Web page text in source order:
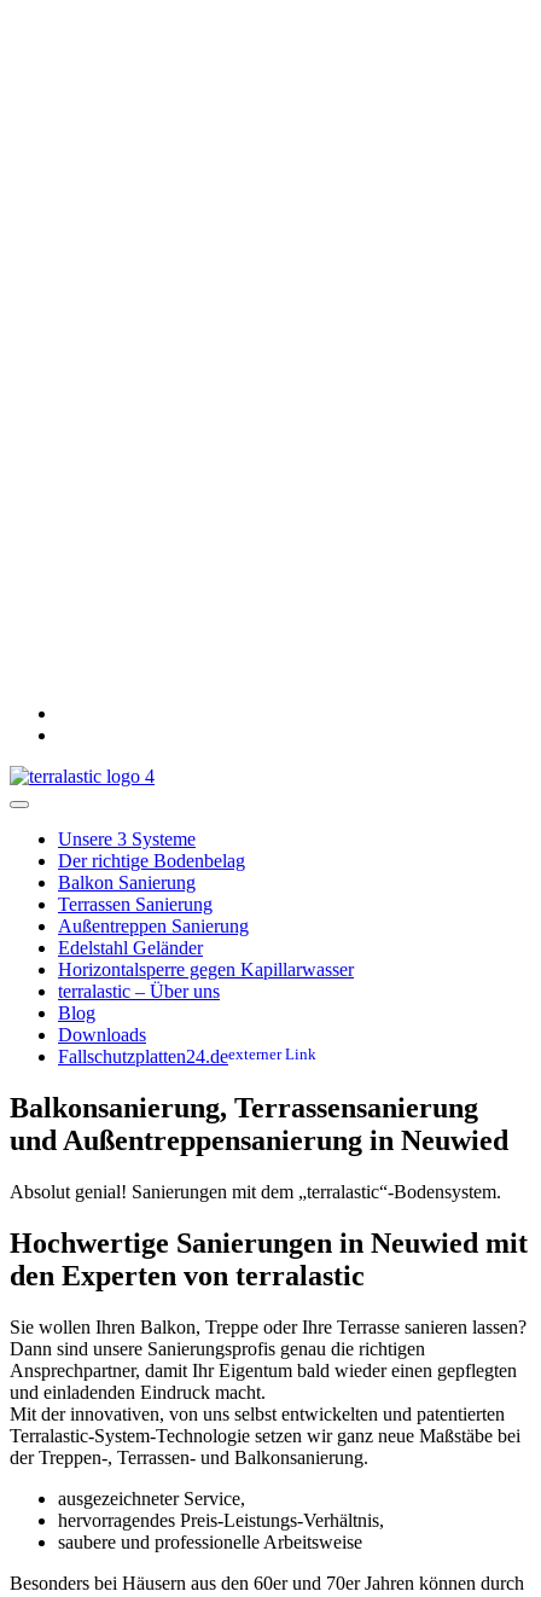
Unsere 3 Systeme
Der richtige Bodenbelag
Balkon Sanierung
Terrassen Sanierung
Außentreppen Sanierung
Edelstahl Geländer
Horizontalsperre gegen Kapillarwasser
terralastic – Über uns
Blog
Downloads
Fallschutzplatten24.de
Balkonsanierung, Terrassensanierung
und Außentreppensanierung in Neuwied
Absolut genial! Sanierungen mit dem „terralastic“-Bodensystem.
Hochwertige Sanierungen in Neuwied mit
den Experten von terralastic
Sie wollen Ihren Balkon, Treppe oder Ihre Terrasse sanieren lassen?
Dann sind unsere Sanierungsprofis genau die richtigen
Ansprechpartner, damit Ihr Eigentum bald wieder einen gepflegten
und einladenden Eindruck macht.
Mit der innovativen, von uns selbst entwickelten und patentierten
Terralastic-System-Technologie setzen wir ganz neue Maßstäbe bei
der Treppen-, Terrassen- und Balkonsanierung.
ausgezeichneter Service,
hervorragendes Preis-Leistungs-Verhältnis,
saubere und professionelle Arbeitsweise
Besonders bei Häusern aus den 60er und 70er Jahren können durch